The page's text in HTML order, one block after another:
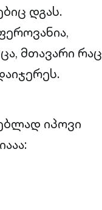
დგას.
მთავარი რაც
იპოვი